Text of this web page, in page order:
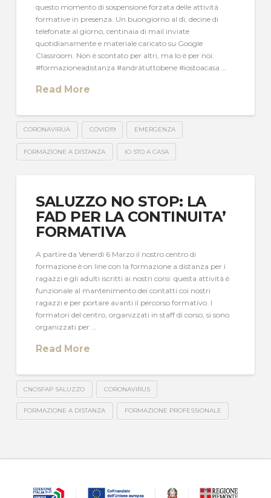
questo momento di sospensione forzata delle attività
formative in presenza. Un buongiorno al dì, decine di
telefonate al giorno, centinaia di mail inviate
quotidianamente e materiale caricato su Google
Classroom. Non è scontato per altri, ma lo è per noi.
#formazioneadistanza #andràtuttobene #iostoacasa …
Read More
CORONAVIRUA COVID19 EMERGENZA
FORMAZIONE A DISTANZA IO STO A CASA
SALUZZO NO STOP: LA
FAD PER LA CONTINUITA’
FORMATIVA
A partire da Venerdì 6 Marzo il nostro centro di
formazione è on line con la formazione a distanza per i
ragazzi e gli adulti iscritti ai nostri corsi: questa attività è
funzionale al mantenimento dei contatti coi nostri
ragazzi e per portare avanti il percorso formativo. I
formatori del centro, organizzati in staff di corso, si sono
organizzati per …
Read More
CNOSFAP SALUZZO CORONAVIRUS
FORMAZIONE A DISTANZA FORMAZIONE PROFESSIONALE